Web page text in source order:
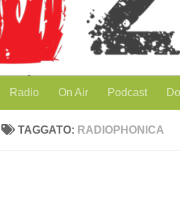
Radio On Air Podcast
TAGGATO: RADIOPHONICA